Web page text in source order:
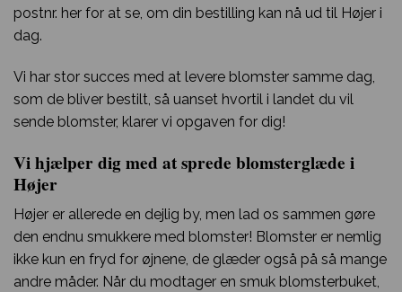
postnr. her for at se, om din bestilling kan nå ud til Højer i
dag.
Vi har stor succes med at levere blomster samme dag,
som de bliver bestilt, så uanset hvortil i landet du vil
sende blomster, klarer vi opgaven for dig!
Vi hjælper dig med at sprede blomsterglæde i
Højer
Højer er allerede en dejlig by, men lad os sammen gøre
den endnu smukkere med blomster! Blomster er nemlig
ikke kun en fryd for øjnene, de glæder også på så mange
andre måder. Når du modtager en smuk blomsterbuket,